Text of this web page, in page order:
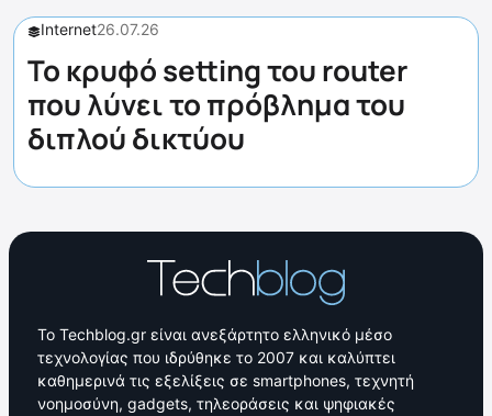
Internet26.07.26
Το κρυφό setting του router
που λύνει το πρόβλημα του
διπλού δικτύου
Το Techblog.gr είναι ανεξάρτητο ελληνικό μέσο
τεχνολογίας που ιδρύθηκε το 2007 και καλύπτει
καθημερινά τις εξελίξεις σε smartphones, τεχνητή
νοημοσύνη, gadgets, τηλεοράσεις και ψηφιακές